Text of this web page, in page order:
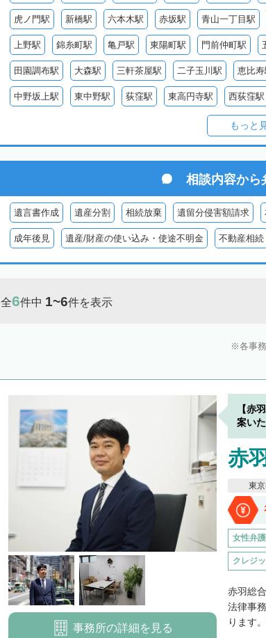
虎ノ門駅 新橋駅 六本木駅 赤坂駅 青山一丁目駅
上野駅 錦糸町駅 亀戸駅 東陽町駅 門前仲町駅
田園調布駅 大森駅 三軒茶屋駅 二子玉川駅 恵比寿
中野坂上駅 東中野駅 荻窪駅 東高円寺駅 西荻窪駅
石神井公園駅
西葛西駅 葛西駅 平井駅 新小岩駅 吉祥寺駅 武
もっと
相談内容から
遺言書作成 遺産分割 相続放棄 遺留分侵害額請求
成年後見 遺産/財産の使い込み・使途不明金 不動産相続
全6件中 1~6件を表示
各事
【赤
案い
赤
東
女性弁
クレジ
赤羽総
法律事
ります
事務所の詳細を見る